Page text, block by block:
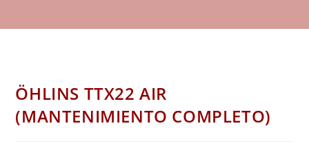
ÖHLINS TTX22 AIR
(MANTENIMIENTO COMPLETO)